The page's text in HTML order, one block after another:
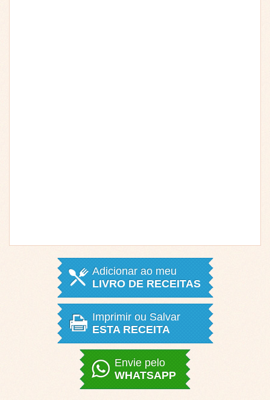
Adicionar ao meu
LIVRO DE RECEITAS
Imprimir ou Salvar
ESTA RECEITA
Envie pelo
WHATSAPP